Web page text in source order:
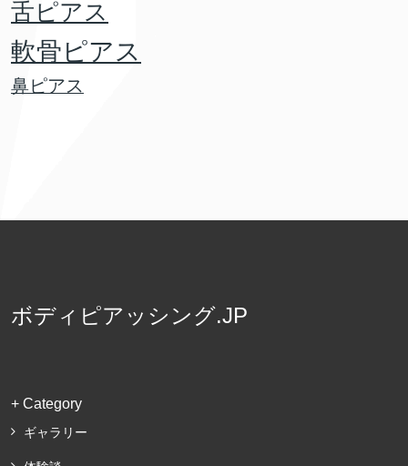
舌ピアス
軟骨ピアス
鼻ピアス
ボディピアッシング.JP
+ Category
ギャラリー